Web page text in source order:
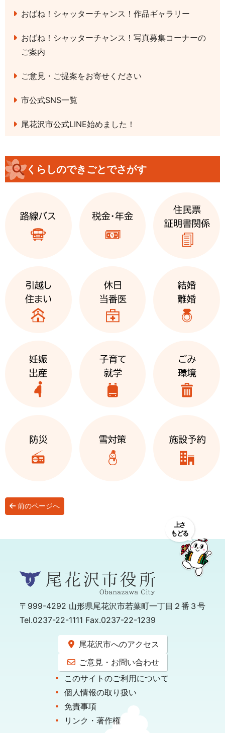
おばね！シャッターチャンス！作品ギャラリー
おばね！シャッターチャンス！写真募集コーナーの
ご案内
ご意見・ご提案をお寄せください
市公式SNS一覧
尾花沢市公式LINE始めました！
くらしのできごとでさがす
前のページへ
〒999-4292 山形県尾花沢市若葉町一丁目２番３号
Tel.0237-22-1111 Fax.0237-22-1239
尾花沢市へのアクセス
ご意見・お問い合わせ
このサイトのご利用について
個人情報の取り扱い
免責事項
リンク・著作権